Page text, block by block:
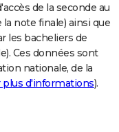
de la seconde au
note finale) ainsi que
les bacheliers de
Ces données sont
nationale, de la
plus d'informations).